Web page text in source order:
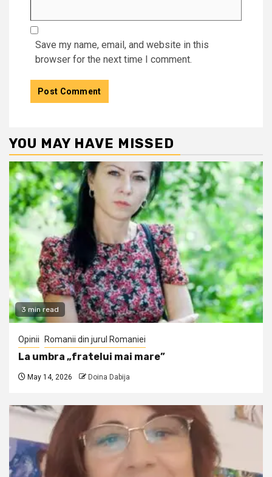
Save my name, email, and website in this
browser for the next time I comment.
YOU MAY HAVE MISSED
3 min read
Opinii Romanii din jurul Romaniei
La umbra „fratelui mai mare”
May 14, 2026 Doina Dabija